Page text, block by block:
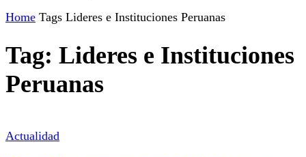
Home Tags Lideres e Instituciones Peruanas
Tag: Lideres e Instituciones
Peruanas
Actualidad